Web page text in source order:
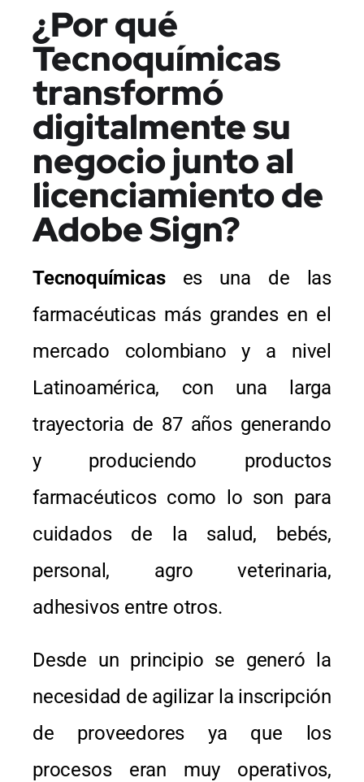
¿Por qué
Tecnoquímicas
transformó
digitalmente su
negocio junto al
licenciamiento de
Adobe Sign?
Tecnoquímicases una de las
farmacéuticas más grandes en el
mercado colombiano y a nivel
Latinoamérica, con una larga
trayectoria de 87 años generando
y produciendo productos
farmacéuticos como lo son para
cuidados de la salud, bebés,
personal, agro veterinaria,
adhesivos entre otros.
Desde un principio se generó la
necesidad de agilizar la inscripción
de proveedores ya que los
procesos eran muy operativos,